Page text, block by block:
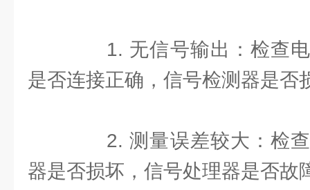
1. 无信号输出：检查电
是否连接正确，信号检测器是否
2. 测量误差较大：检查
器是否损坏，信号处理器是否故